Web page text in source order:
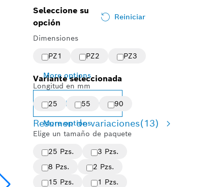
Seleccione su
opción
Reiniciar
Dimensiones
PZ1
PZ2 PZ3
More options
Longitud en mm
25
55 90
More options
Elige un tamaño de paquete
25 Pzs.
3 Pzs.
8 Pzs.
2 Pzs.
15 Pzs.
1 Pzs.
Variante seleccionada
Change variant
Resumen de variaciones(13)